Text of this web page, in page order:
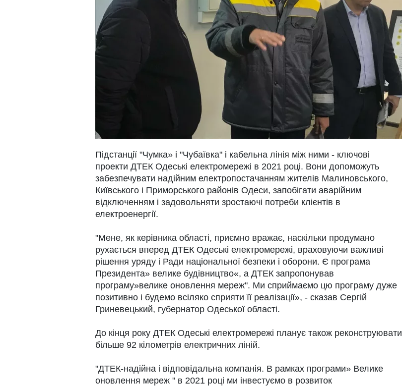
Підстанції "Чумка» і "Чубаївка" і кабельна лінія між ними - ключові
проекти ДТЕК Одеські електромережі в 2021 році. Вони допоможуть
забезпечувати надійним електропостачанням жителів Малиновського,
Київського і Приморського районів Одеси, запобігати аварійним
відключенням і задовольняти зростаючі потреби клієнтів в
електроенергії.
"Мене, як керівника області, приємно вражає, наскільки продумано
рухається вперед ДТЕК Одеські електромережі, враховуючи важливі
рішення уряду і Ради національної безпеки і оборони. Є програма
Президента» велике будівництво«, а ДТЕК запропонував
програму»велике оновлення мереж". Ми сприймаємо цю програму дуже
позитивно і будемо всіляко сприяти її реалізації», - сказав Сергій
Гриневецький, губернатор Одеської області.
До кінця року ДТЕК Одеські електромережі планує також реконструювати
більше 92 кілометрів електричних ліній.
"ДТЕК-надійна і відповідальна компанія. В рамках програми» Велике
оновлення мереж " в 2021 році ми інвестуємо в розвиток